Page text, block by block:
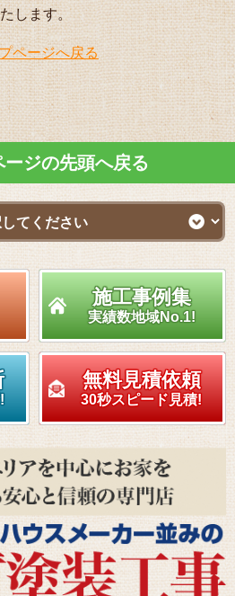
します。
ページへ戻る
ージの先頭へ戻る
施工事例集
実績数地域No.1!
無料見積依頼
30秒スピード見積!